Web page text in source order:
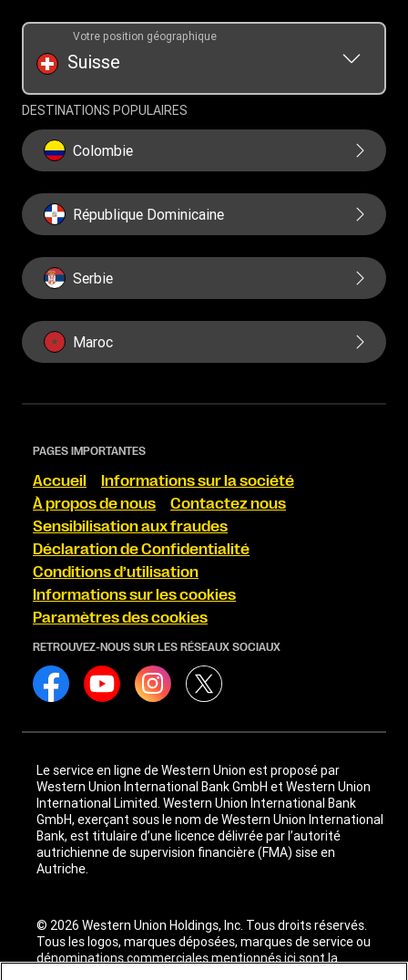
Suisse
Votre position géographique
DESTINATIONS POPULAIRES
Colombie
République Dominicaine
Serbie
Maroc
PAGES IMPORTANTES
Accueil
Informations sur la société
À propos de nous
Contactez nous
Sensibilisation aux fraudes
Déclaration de Confidentialité
Conditions d’utilisation
Informations sur les cookies
Paramètres des cookies
RETROUVEZ-NOUS SUR LES RÉSEAUX SOCIAUX
Le service en ligne de Western Union est proposé par
Western Union International Bank GmbH et Western Union
International Limited. Western Union International Bank
GmbH, exerçant sous le nom de Western Union International
Bank, est titulaire d’une licence délivrée par l’autorité
autrichienne de supervision financière (FMA) sise en
Autriche.
© 2026 Western Union Holdings, Inc. Tous droits réservés.
Tous les logos, marques déposées, marques de service ou
dénominations commerciales mentionnés ici sont la